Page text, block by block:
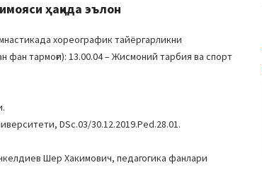
ҳақида эълон
хореографик тайёргарликни
тармоғи): 13.00.04 – Жисмоний тарбия ва спорт
DSc.03/30.12.2019.Ped.28.01.
Шер Хакимович, педагогика фанлари